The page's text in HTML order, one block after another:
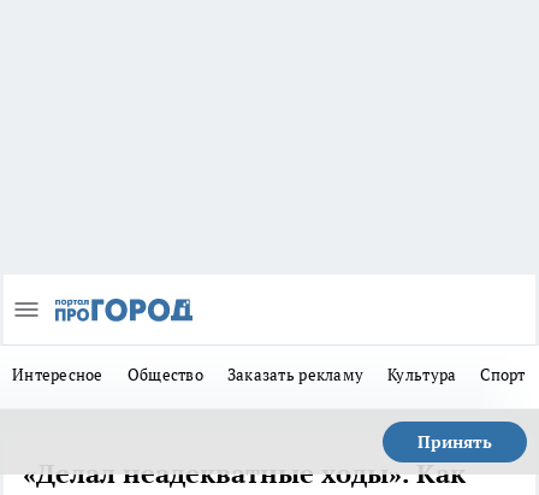
Интересное Общество Заказать рекламу Культура Спорт
Принять
«Делал неадекватные ходы». Как